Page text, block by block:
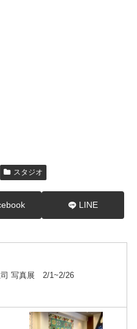
スタジオ
LINE
司 写真展 2/1~2/26